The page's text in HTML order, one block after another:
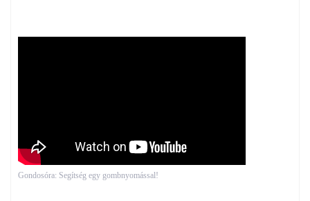
Gondosóra: Segítség egy gombnyomással!